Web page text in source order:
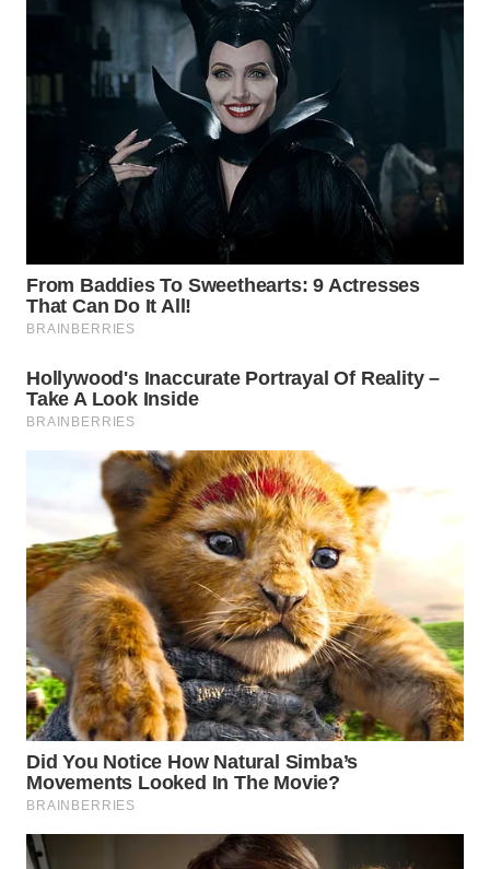
DANAU
TOBA
WN
WN
LANGKAT
WN
TAPANULI
SELATAN
TANJUNG
LESUNG
WN
KARO
WN
SIMALUNGUN
WN
LABUHANBATU
WN
TAPANULI